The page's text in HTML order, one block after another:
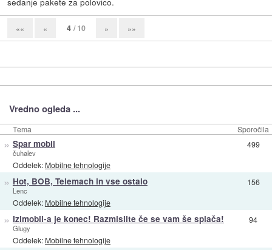
«« « 4 / 10 » »»
Vredno ogleda ...
Tema Sporočila
» Spar mobil
čuhalev
Oddelek: Mobilne tehnologije
499
» Hot, BOB, Telemach in vse ostalo
Lenc
Oddelek: Mobilne tehnologije
156
» Izimobil-a je konec! Razmislite če se vam še splača!
Glugy
Oddelek: Mobilne tehnologije
94